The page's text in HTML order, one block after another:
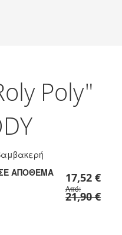
Poly"
ΑΠΌΘΕΜΑ
17,52 €
Από
21,90 €